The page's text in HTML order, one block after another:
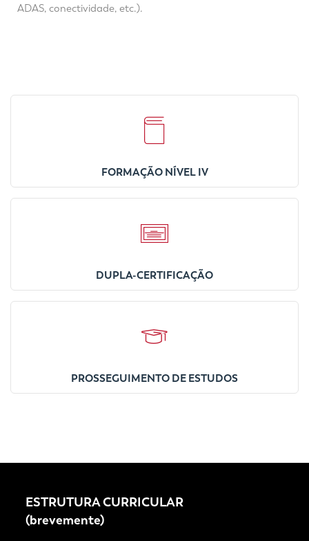
ADAS, conectividade, etc.).
FORMAÇÃO NÍVEL IV
DUPLA-CERTIFICAÇÃO
PROSSEGUIMENTO DE ESTUDOS
ESTRUTURA CURRICULAR
(brevemente)